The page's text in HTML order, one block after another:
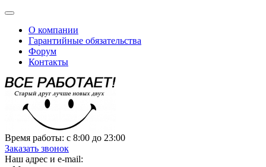
О компании
Гарантийные обязательства
Форум
Контакты
Время работы: с 8:00 до 23:00
Заказать звонок
Наш адрес и e-mail: